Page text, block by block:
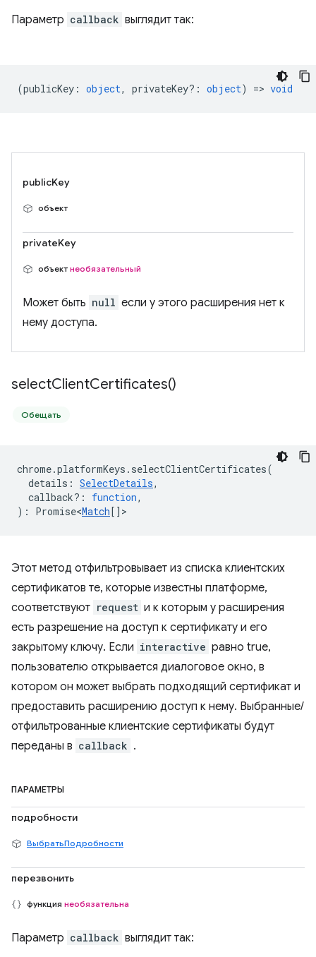
Параметр callback выглядит так:
(publicKey : object, privateKey? : object) => void
publicKey
объект
privateKey
объект необязательный
Может быть null если у этого расширения нет к
нему доступа.
selectClientCertificates()
Обещать
chrome.platformKeys . selectClientCertificates(
details : SelectDetails,
callback? : function,
) : Promise<Match[] >
Этот метод отфильтровывает из списка клиентских
сертификатов те, которые известны платформе,
соответствуют request и к которым у расширения
есть разрешение на доступ к сертификату и его
закрытому ключу. Если interactive равно true,
пользователю открывается диалоговое окно, в
котором он может выбрать подходящий сертификат и
предоставить расширению доступ к нему. Выбранные/
отфильтрованные клиентские сертификаты будут
переданы в callback .
ПАРАМЕТРЫ
подробности
ВыбратьПодробности
перезвонить
функция необязательна
Параметр callback выглядит так: